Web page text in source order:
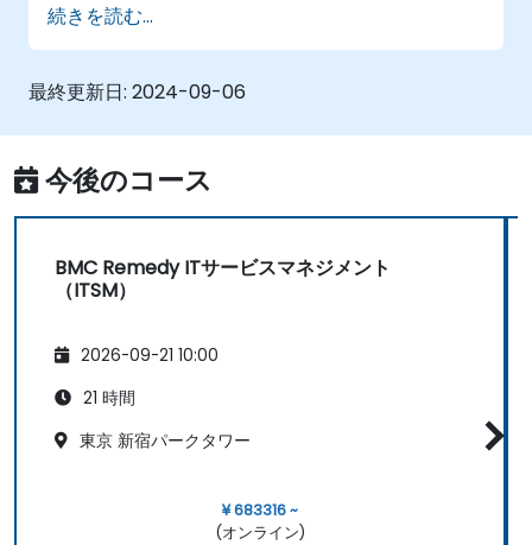
法を実践できる
リスクを最小限に抑えつつ変更管理とリリー
スプロセスを効率的に運用する
ライフサイクル全体を管理できる
続きを読む...
最終更新日: 2024-09-06
今後のコース
BMC Remedy ITサービスマネジメント
（ITSM）
2026-09-21 10:00
21 時間
東京 新宿パークタワー
¥ 683316 ~
(オンライン)